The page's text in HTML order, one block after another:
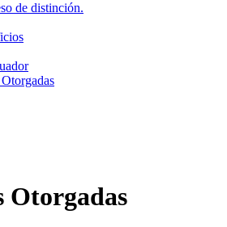
de distinción.
Otorgadas